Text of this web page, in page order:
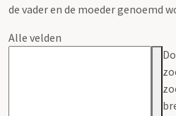
de vader en de moeder genoemd
Alle velden